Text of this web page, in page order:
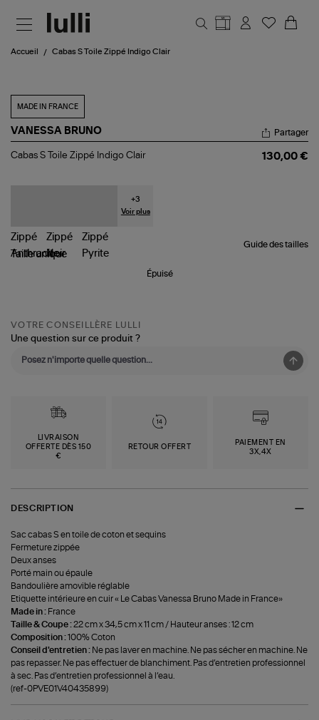
Accueil Cabas S Toile Zippé Indigo Clair
MADE IN FRANCE
VANESSA BRUNO
Cabas
Partager
Cabas S Toile Zippé Indigo Clair 130,00 €
+3
Voir plus
Guide des tailles
Tailleunique
Épuisé
VOTRE CONSEILLÈRE LULLI
Une question sur ce produit ?
LIVRAISON
OFFERTE DÈS 150
€
RETOUR OFFERT
PAIEMENT EN
3X,4X
DESCRIPTION
Sac cabas S en toile de coton et sequins
Fermeture zippée
Deux anses
Porté main ou épaule
Bandoulière amovible réglable
Etiquette intérieure en cuir « Le Cabas Vanessa Bruno Made in France»
Made in : France
Taille & Coupe :22 cm x 34,5 cm x 11 cm / Hauteur anses : 12 cm
Composition :100% Coton
Conseil d'entretien : Ne pas laver en machine. Ne pas sécher en machine. Ne
pas repasser. Ne pas effectuer de blanchiment. Pas d’entretien professionnel
à sec. Pas d’entretien professionnel à l’eau.
(ref-0PVE01V40435899)